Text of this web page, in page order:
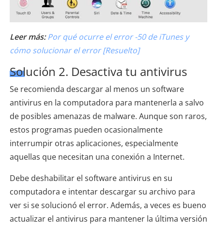
Leer más: Por qué ocurre el error -50 de iTunes y
cómo solucionar el error [Resuelto]
Solución 2. Desactiva tu antivirus
Se recomienda descargar al menos un software
antivirus en la computadora para mantenerla a salvo
de posibles amenazas de malware. Aunque son raros,
estos programas pueden ocasionalmente
interrumpir otras aplicaciones, especialmente
aquellas que necesitan una conexión a Internet.
Debe deshabilitar el software antivirus en su
computadora e intentar descargar su archivo para
ver si se solucionó el error. Además, a veces es bueno
actualizar el antivirus para mantener la última versión